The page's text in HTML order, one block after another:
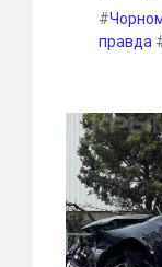
#
правда